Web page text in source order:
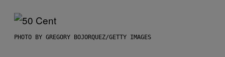
PHOTO BY GREGORY BOJORQUEZ/GETTY IMAGES